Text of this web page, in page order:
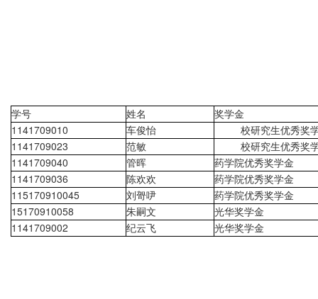
学号 姓名 奖学金
1141709010 车俊怡 校研究生优秀奖
1141709023 范敏 校研究生优秀奖
1141709040 管晖 药学院优秀奖学金
1141709036 陈欢欢 药学院优秀奖学金
115170910045 刘哿吚 药学院优秀奖学金
15170910058 朱嗣文 光华奖学金
1141709002 纪云飞 光华奖学金